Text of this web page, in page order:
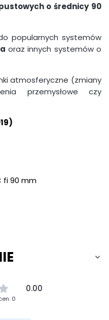
o średnicy 90
popularnych systemów
oraz innych systemów o
atmosferyczne (zmiany
przemysłowe czy
fi 90 mm
0.00
0